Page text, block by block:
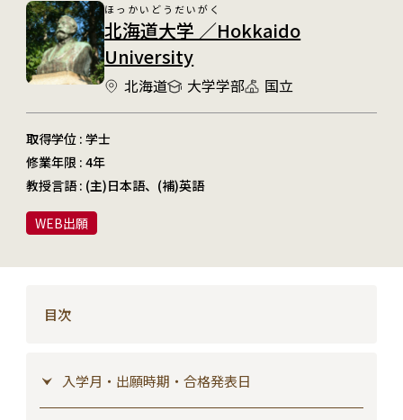
ほっかいどうだいがく
北海道大学 ／Hokkaido
University
北海道 大学学部 国立
取得学位 : 学士
修業年限 : 4年
教授言語 : (主)日本語、(補)英語
WEB出願
目次
入学月・出願時期・合格発表日